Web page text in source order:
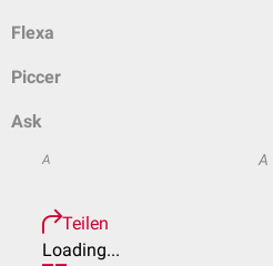
Flexa
Piccer
Ask
A A
Teilen
Loading...